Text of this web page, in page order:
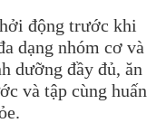
động trước khi
dạng nhóm cơ và
dưỡng đầy đủ, ăn
và tập cùng huấn